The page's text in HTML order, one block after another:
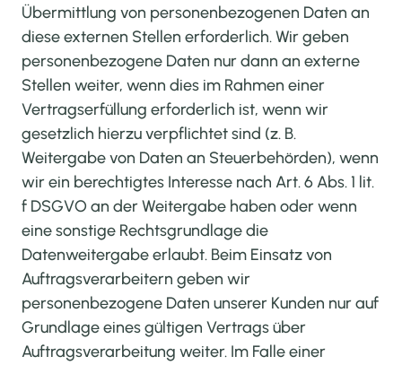
Übermittlung von personenbezogenen Daten an
diese externen Stellen erforderlich. Wir geben
personenbezogene Daten nur dann an externe
Stellen weiter, wenn dies im Rahmen einer
Vertragserfüllung erforderlich ist, wenn wir
gesetzlich hierzu verpflichtet sind (z. B.
Weitergabe von Daten an Steuerbehörden), wenn
wir ein berechtigtes Interesse nach Art. 6 Abs. 1 lit.
f DSGVO an der Weitergabe haben oder wenn
eine sonstige Rechtsgrundlage die
Datenweitergabe erlaubt. Beim Einsatz von
Auftragsverarbeitern geben wir
personenbezogene Daten unserer Kunden nur auf
Grundlage eines gültigen Vertrags über
Auftragsverarbeitung weiter. Im Falle einer